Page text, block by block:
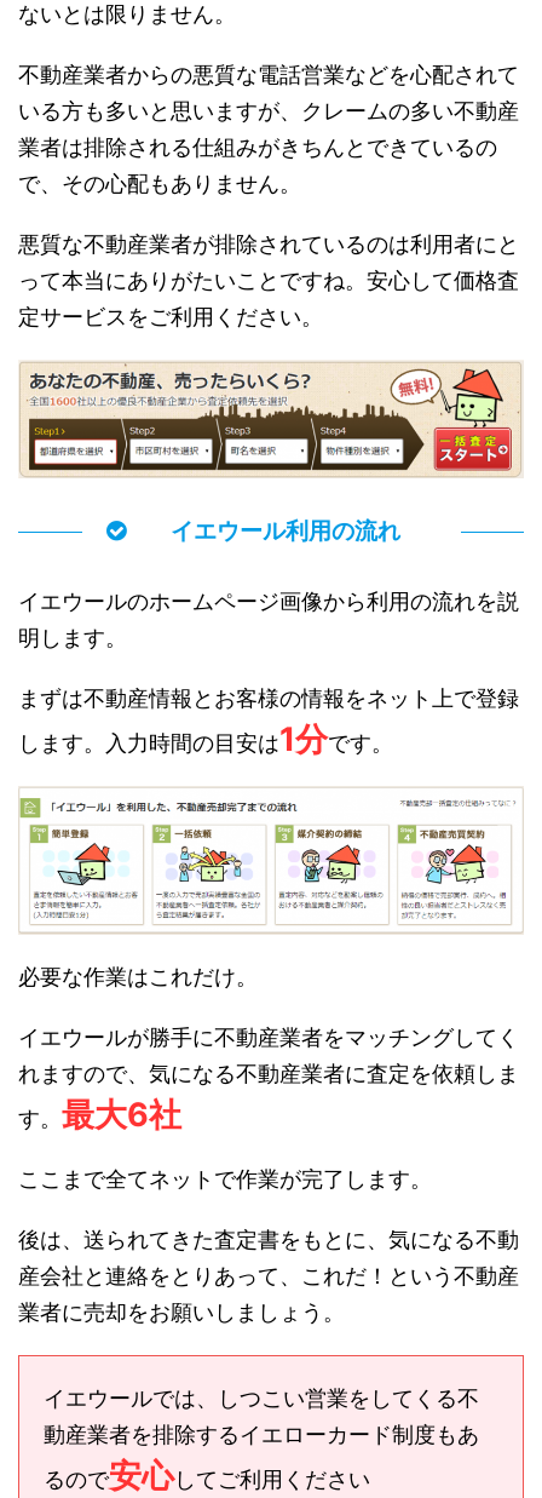
ないとは限りません。
不動産業者からの悪質な電話営業などを心配されて
いる方も多いと思いますが、クレームの多い不動産
業者は排除される仕組みがきちんとできているの
で、その心配もありません。
悪質な不動産業者が排除されているのは利用者にと
って本当にありがたいことですね。安心して価格査
定サービスをご利用ください。
イエウール利用の流れ
イエウールのホームページ画像から利用の流れを説
明します。
まずは不動産情報とお客様の情報をネット上で登録
します。入力時間の目安は1分です。
必要な作業はこれだけ。
イエウールが勝手に不動産業者をマッチングしてく
れますので、気になる不動産業者に査定を依頼しま
す。 最大6社
ここまで全てネットで作業が完了します。
後は、送られてきた査定書をもとに、気になる不動
産会社と連絡をとりあって、これだ！という不動産
業者に売却をお願いしましょう。
イエウールでは、しつこい営業をしてくる不
動産業者を排除するイエローカード制度もあ
るので安心してご利用ください